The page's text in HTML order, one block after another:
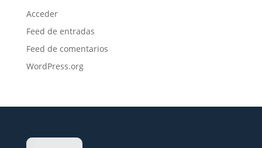
Acceder
Feed de entradas
Feed de comentarios
WordPress.org